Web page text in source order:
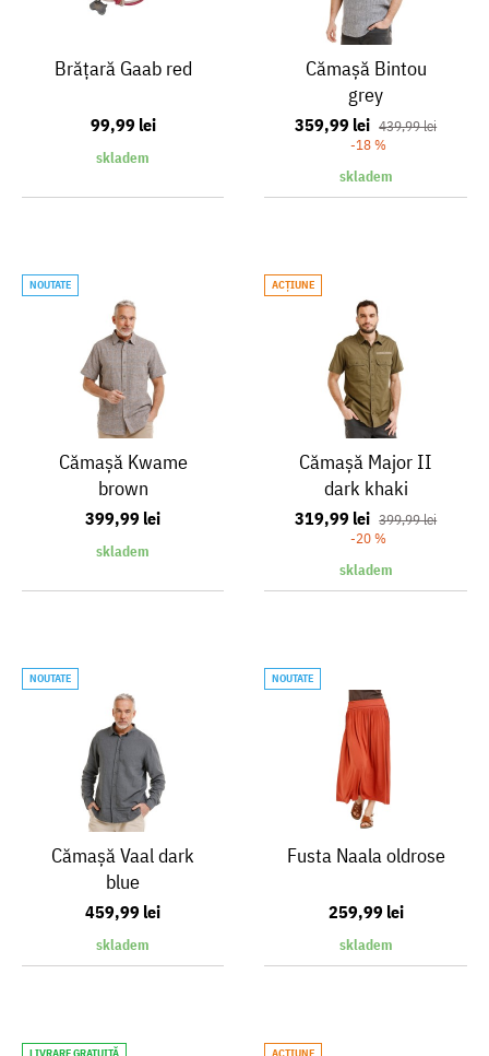
Brățară Gaab red
99,99 lei
skladem
Cămaşă Bintou
grey
359,99 lei 439,99 lei
-18 %
skladem
NOUTATE
Cămaşă Kwame
brown
399,99 lei
skladem
ACŢIUNE
Cămaşă Major II
dark khaki
319,99 lei 399,99 lei
-20 %
skladem
NOUTATE
Cămaşă Vaal dark
blue
459,99 lei
skladem
NOUTATE
Fusta Naala oldrose
259,99 lei
skladem
LIVRARE GRATUITĂ ACŢIUNE